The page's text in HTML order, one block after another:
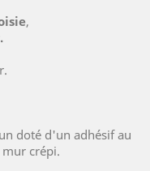
,
doté d'un adhésif au
mur crépi.